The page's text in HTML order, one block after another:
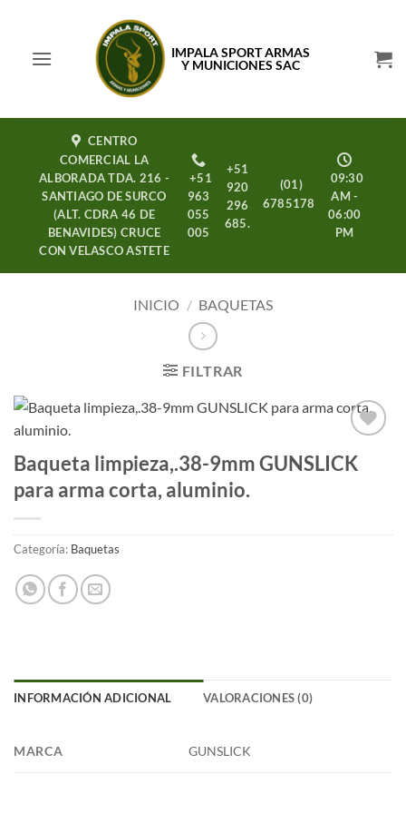
contenido
IMPALA SPORT ARMAS
Y MUNICIONES SAC
CENTRO
COMERCIAL LA
ALBORADA TDA. 216 -
SANTIAGO DE SURCO
(ALT. CDRA 46 DE
BENAVIDES) CRUCE
CON VELASCO ASTETE
09:30
AM -
06:00
PM
+51
963
055
005
+51
920
296
685.
(01)
6785178
INICIO / BAQUETAS
FILTRAR
Añadir
a la
Baqueta limpieza,.38-9mm GUNSLICK
para arma corta, aluminio.
Categoría: Baquetas
INFORMACIÓN ADICIONAL VALORACIONES (0)
MARCA GUNSLICK